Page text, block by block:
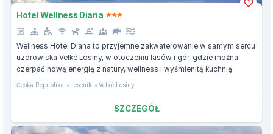
Hotel Wellness Diana
Wellness Hotel Diana to przyjemne zakwaterowanie w samym sercu
uzdrowiska Velké Losiny, w otoczeniu lasów i gór, gdzie można
czerpać nową energię z natury, wellness i wyśmienitą kuchnię.
Česká Republika Jesenik Velké Losiny
SZCZEGÓŁ